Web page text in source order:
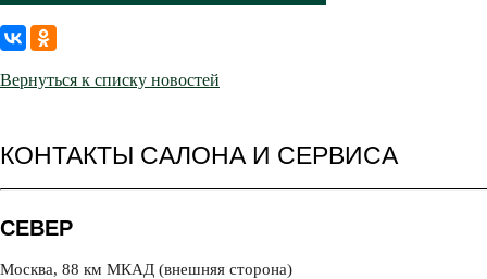
Вернуться к списку новостей
КОНТАКТЫ САЛОНА И СЕРВИСА
СЕВЕР
Москва, 88 км МКАД (внешняя сторона)